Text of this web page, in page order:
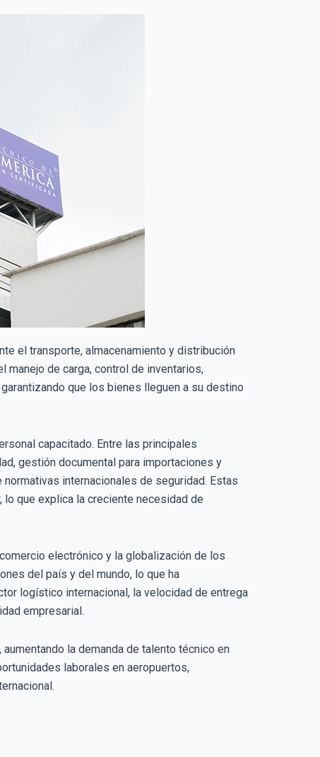
el transporte, almacenamiento y distribución
de carga, control de inventarios,
que los bienes lleguen a su destino
capacitado. Entre las principales
gestión documental para importaciones y
internacionales de seguridad. Estas
que explica la creciente necesidad de
electrónico y la globalización de los
del país y del mundo, lo que ha
logístico internacional, la velocidad de entrega
empresarial.
la demanda de talento técnico en
laborales en aeropuertos,